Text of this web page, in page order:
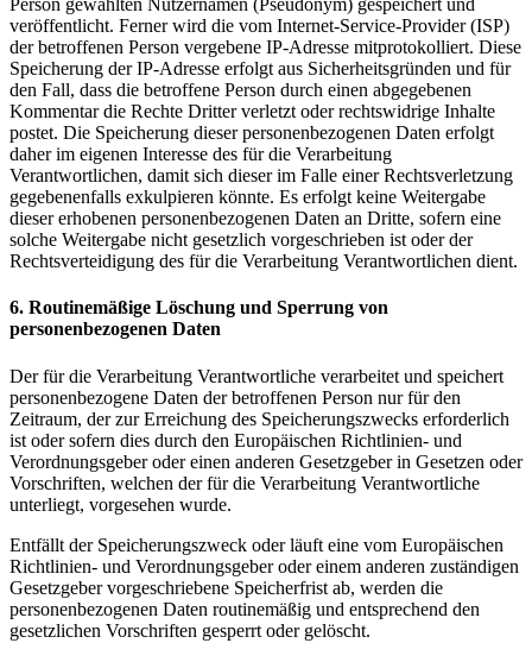
Person gewählten Nutzernamen (Pseudonym) gespeichert und
veröffentlicht. Ferner wird die vom Internet-Service-Provider (ISP)
der betroffenen Person vergebene IP-Adresse mitprotokolliert. Diese
Speicherung der IP-Adresse erfolgt aus Sicherheitsgründen und für
den Fall, dass die betroffene Person durch einen abgegebenen
Kommentar die Rechte Dritter verletzt oder rechtswidrige Inhalte
postet. Die Speicherung dieser personenbezogenen Daten erfolgt
daher im eigenen Interesse des für die Verarbeitung
Verantwortlichen, damit sich dieser im Falle einer Rechtsverletzung
gegebenenfalls exkulpieren könnte. Es erfolgt keine Weitergabe
dieser erhobenen personenbezogenen Daten an Dritte, sofern eine
solche Weitergabe nicht gesetzlich vorgeschrieben ist oder der
Rechtsverteidigung des für die Verarbeitung Verantwortlichen dient.
6. Routinemäßige Löschung und Sperrung von
personenbezogenen Daten
Der für die Verarbeitung Verantwortliche verarbeitet und speichert
personenbezogene Daten der betroffenen Person nur für den
Zeitraum, der zur Erreichung des Speicherungszwecks erforderlich
ist oder sofern dies durch den Europäischen Richtlinien- und
Verordnungsgeber oder einen anderen Gesetzgeber in Gesetzen oder
Vorschriften, welchen der für die Verarbeitung Verantwortliche
unterliegt, vorgesehen wurde.
Entfällt der Speicherungszweck oder läuft eine vom Europäischen
Richtlinien- und Verordnungsgeber oder einem anderen zuständigen
Gesetzgeber vorgeschriebene Speicherfrist ab, werden die
personenbezogenen Daten routinemäßig und entsprechend den
gesetzlichen Vorschriften gesperrt oder gelöscht.